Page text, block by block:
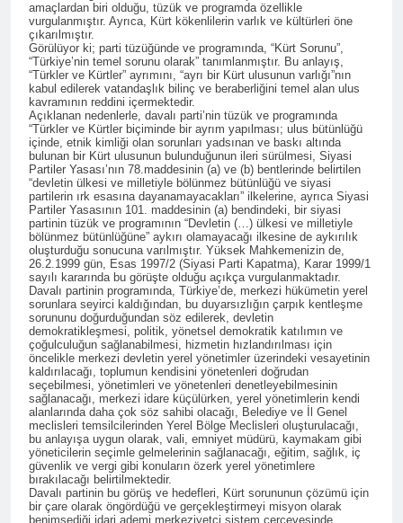
Merkez ve Genç ilçe
kongrelerini
gerçekleştirdi.
2 Yıl Ago
12 Eylül 1980 Askeri faşist
darbecilerini bir kez daha
lanetliyoruz 12 Eylül 1980
yılında Türkiye’de
gerçekleştirilen Askeri faşist
darbenin üzerinden 44 yıl
geçti.
2 Yıl Ago
Anadilde eğitim hakkının
tanınmasını savunuyor ve
talep ediyoruz.
2 Yıl Ago
6/7 Eylül 1955…Utanç
verici etnik temizlik
uygulaması.
2 Yıl Ago
Diyarbakır HAK-PAR İl
örgütü bugün 01.09.2024
pazar günü Ergani ilçe
örgütü kongresini
gerçekleştirdi.
2 Yıl Ago
Avukat Bermal
Yildeniz’i kutluyoruz
2 Yıl Ago
1 Eylül Dünya Barış
Günü Kutlu Olsun
2 Yıl Ago
HAK-PAR ve AZADÎ
HAREKETİ başkanları, 24
Ağustos 2024 tarihinde
Diyarbakır gazeteciler
cemiyetinde yaptıkları basın
toplantısıyla HAK-PAR da
birleştikleri ilan ettiler.
2 Yıl Ago
HAK-PAR başkanlık
toplandı.
2 Yıl Ago
amaçlardan biri olduğu, tüzük ve programda özellikle
vurgulanmıştır. Ayrıca, Kürt kökenlilerin varlık ve kültürleri öne
çıkarılmıştır.
Görülüyor ki; parti tüzüğünde ve programında, “Kürt Sorunu”,
“Türkiye’nin temel sorunu olarak” tanımlanmıştır. Bu anlayış,
“Türkler ve Kürtler” ayrımını, “ayrı bir Kürt ulusunun varlığı”nın
kabul edilerek vatandaşlık bilinç ve beraberliğini temel alan ulus
kavramının reddini içermektedir.
Açıklanan nedenlerle, davalı parti’nin tüzük ve programında
“Türkler ve Kürtler biçiminde bir ayrım yapılması; ulus bütünlüğü
içinde, etnik kimliği olan sorunları yadsınan ve baskı altında
bulunan bir Kürt ulusunun bulunduğunun ileri sürülmesi, Siyasi
Partiler Yasası’nın 78.maddesinin (a) ve (b) bentlerinde belirtilen
“devletin ülkesi ve milletiyle bölünmez bütünlüğü ve siyasi
partilerin ırk esasına dayanamayacakları” ilkelerine, ayrıca Siyasi
Partiler Yasasının 101. maddesinin (a) bendindeki, bir siyasi
partinin tüzük ve programının “Devletin (…) ülkesi ve milletiyle
bölünmez bütünlüğüne” aykırı olamayacağı ilkesine de aykırılık
oluşturduğu sonucuna varılmıştır. Yüksek Mahkemenizin de,
26.2.1999 gün, Esas 1997/2 (Siyasi Parti Kapatma), Karar 1999/1
sayılı kararında bu görüşte olduğu açıkça vurgulanmaktadır.
Davalı partinin programında, Türkiye’de, merkezi hükümetin yerel
sorunlara seyirci kaldığından, bu duyarsızlığın çarpık kentleşme
sorununu doğurduğundan söz edilerek, devletin
demokratikleşmesi, politik, yönetsel demokratik katılımın ve
çoğulculuğun sağlanabilmesi, hizmetin hızlandırılması için
öncelikle merkezi devletin yerel yönetimler üzerindeki vesayetinin
kaldırılacağı, toplumun kendisini yönetenleri doğrudan
seçebilmesi, yönetimleri ve yönetenleri denetleyebilmesinin
sağlanacağı, merkezi idare küçülürken, yerel yönetimlerin kendi
alanlarında daha çok söz sahibi olacağı, Belediye ve İl Genel
meclisleri temsilcilerinden Yerel Bölge Meclisleri oluşturulacağı,
bu anlayışa uygun olarak, vali, emniyet müdürü, kaymakam gibi
yöneticilerin seçimle gelmelerinin sağlanacağı, eğitim, sağlık, iç
güvenlik ve vergi gibi konuların özerk yerel yönetimlere
bırakılacağı belirtilmektedir.
Davalı partinin bu görüş ve hedefleri, Kürt sorununun çözümü için
bir çare olarak öngördüğü ve gerçekleştirmeyi misyon olarak
benimsediği idari ademi merkeziyetçi sistem çerçevesinde,